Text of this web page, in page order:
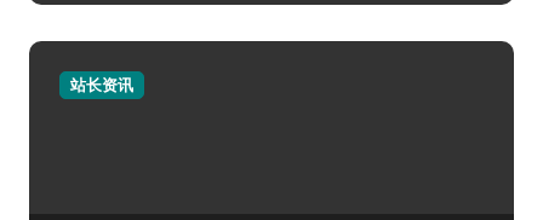
站长资讯